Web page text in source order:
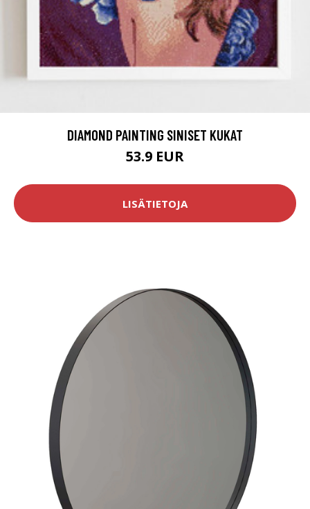
DIAMOND PAINTING SINISET KUKAT
53.9 EUR
LISÄTIETOJA